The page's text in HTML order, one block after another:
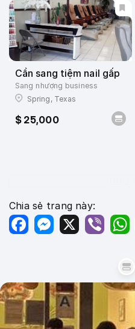
Cần sang tiệm nail gấp
Sang nhượng business
Spring, Texas
$ 25,000
Chia sẻ trang này:
FacebookMessenger
X Viber